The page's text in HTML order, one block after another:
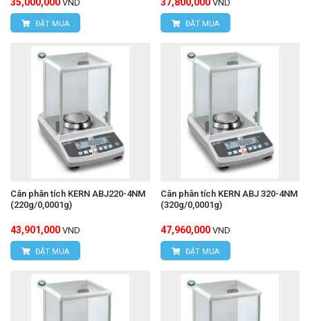
VND
ĐẶT MUA
VND
ĐẶT MUA
Cân phân tích KERN ABJ220-4NM
(220g/0,0001g)
43,901,000 VND
ĐẶT MUA
Cân phân tích KERN ABJ 320-4NM
(320g/0,0001g)
47,960,000 VND
ĐẶT MUA